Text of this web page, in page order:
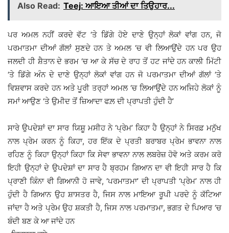
Also Read: Teej: ਆਇਆ ਤੀਆਂ ਦਾ ਤਿਉਹਾਰ...
ਪਰ ਅਮਲ ਨਹੀਂ ਕਰਦੇ ਵੱਟ ‘ਤੇ ਡਿੱਗੇ ਹੋਏ ਦਾਣੇ ਉਨ੍ਹਾਂ ਲੋਕਾਂ ਵਾਂਗ ਹਨ, ਜੋ
ਪਰਮਾਤਮਾ ਦੀਆਂ ਗੱਲਾਂ ਸੁਣਦੇ ਹਨ ਤੇ ਅਮਲ ‘ਚ ਵੀ ਲਿਆਉਂਦੇ ਹਨ ਪਰ ਉਹ
ਜਲਦੀ ਹੀ ਸ਼ੈਤਾਨ ਦੇ ਭਰਮ ‘ਚ ਆ ਕੇ ਸੱਚ ਦੇ ਰਾਹ ਤੋਂ ਹਟ ਜਾਂਦੇ ਹਨ ਕਾਲੀ ਮਿੱਟੀ
‘ਤੇ ਡਿੱਗੇ ਅੰਨ ਦੇ ਦਾਣੇ ਉਨ੍ਹਾਂ ਲੋਕਾਂ ਵਾਂਗ ਹਨ ਜੋ ਪਰਮਾਤਮਾ ਦੀਆਂ ਗੱਲਾਂ ‘ਤੇ
ਵਿਸ਼ਵਾਸ ਕਰਦੇ ਹਨ ਅਤੇ ਪੂਰੀ ਤਰ੍ਹਾਂ ਅਮਲ ‘ਚ ਲਿਆਉਂਦੇ ਹਨ ਅਜਿਹੇ ਲੋਕਾਂ ਨੂੰ
ਸਮਾਂ ਆਉਣ ‘ਤੇ ਉਮੀਦ ਤੋਂ ਜ਼ਿਆਦਾ ਫਲ਼ ਦੀ ਪ੍ਰਾਪਤੀ ਹੁੰਦੀ ਹੈ’
ਸਾਰੇ ਉਪਦੇਸ਼ਾਂ ਦਾ ਸਾਰ ਯਿਸ਼ੂ ਮਸੀਹ ਨੇ ‘ਪ੍ਰੇਮ’ ਕਿਹਾ ਹੈ ਉਨ੍ਹਾਂ ਨੇ ਸਿਰਫ਼ ਮਨੁੱਖ
ਨਾਲ ਪ੍ਰੇਮ ਕਰਨ ਨੂੰ ਕਿਹਾ, ਹਰ ਇੱਕ ਦੇ ਪ੍ਰਤੀ ਬਰਾਬਰ ਪ੍ਰੇਮ ਭਾਵਨਾ ਨਾਲ
ਰਹਿਣ ਨੂੰ ਕਿਹਾ ਉਨ੍ਹਾਂ ਕਿਹਾ ਕਿ ਸੇਵਾ ਭਾਵਨਾ ਨਾਲ ਲਬਰੇਜ਼ ਹੋਵੋ ਅਤੇ ਕਰਮ ਕਰੋ
ਇਹੀ ਉਨ੍ਹਾਂ ਦੇ ਉਪਦੇਸ਼ਾਂ ਦਾ ਸਾਰ ਹੈ ਬ੍ਰਹਮ ਗਿਆਨ ਦਾ ਵੀ ਇਹੀ ਸਾਰ ਹੈ ਕਿ
ਪ੍ਰਾਣੀ ਕਿੰਨਾ ਵੀ ਗਿਆਨੀ ਹੋ ਜਾਵੇ, ‘ਪਰਮਾਤਮਾ’ ਦੀ ਪ੍ਰਾਪਤੀ ‘ਪ੍ਰੇਮ’ ਨਾਲ ਹੀ
ਹੁੰਦੀ ਹੈ ਗਿਆਨ ਉਹ ਸ਼ਾਸਤਰ ਹੈ, ਜਿਸ ਨਾਲ ਮਾਇਆ ਰੂਪੀ ਪਰਦੇ ਨੂੰ ਕੱਟਿਆ
ਜਾਂਦਾ ਹੈ ਅਤੇ ਪ੍ਰੇਮ ਉਹ ਸ਼ਕਤੀ ਹੈ, ਜਿਸ ਨਾਲ ਪਰਮਾਤਮਾ, ਭਗਤ ਦੇ ਪਿਆਰ ‘ਚ
ਬੰਦੀ ਬਣ ਕੇ ਆ ਜਾਂਦੇ ਹਨ